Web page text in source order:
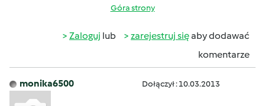
Góra strony
Zaloguj lub zarejestruj sięaby dodawać
komentarze
monika6500 Dołączył : 10.03.2013